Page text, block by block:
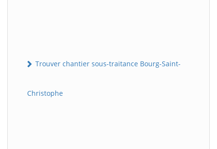
Trouver chantier sous-traitance Bourg-Saint-
Christophe